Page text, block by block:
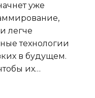
уже
легче
технологии
в будущем.
их…